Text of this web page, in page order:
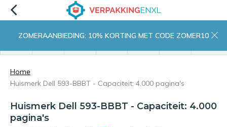
ZOMERAANBIEDING: 10% KORTING MET CODE ZOMER10
Home
Huismerk Dell 593-BBBT - Capaciteit: 4.000 pagina's
Huismerk Dell 593-BBBT - Capaciteit: 4.000
pagina's